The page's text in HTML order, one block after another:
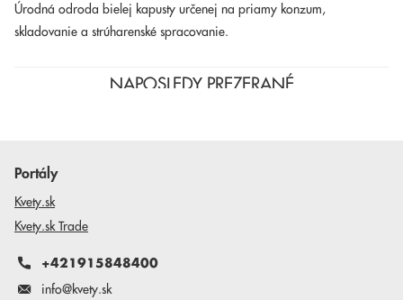
Úrodná odroda bielej kapusty určenej na priamy konzum,
skladovanie a strúharenské spracovanie.
NAPOSLEDY PREZERANÉ
Portály
Kvety.sk
Kvety.sk Trade
+421915848400
info@kvety.sk